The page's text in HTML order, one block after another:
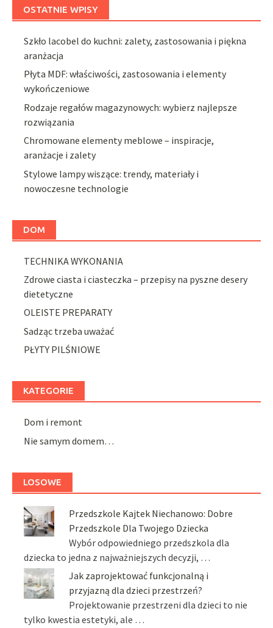
OSTATNIE WPISY
Szkło lacobel do kuchni: zalety, zastosowania i piękna
aranżacja
Płyta MDF: właściwości, zastosowania i elementy
wykończeniowe
Rodzaje regałów magazynowych: wybierz najlepsze
rozwiązania
Chromowane elementy meblowe – inspiracje,
aranżacje i zalety
Stylowe lampy wiszące: trendy, materiały i
nowoczesne technologie
DOM
TECHNIKA WYKONANIA
Zdrowe ciasta i ciasteczka – przepisy na pyszne desery
dietetyczne
OLEISTE PREPARATY
Sadząc trzeba uważać
PŁYTY PILŚNIOWE
KATEGORIE
Dom i remont
Nie samym domem…
LOSOWE
Przedszkole Kajtek Niechanowo: Dobre
Przedszkole Dla Twojego Dziecka
Wybór odpowiedniego przedszkola dla
dziecka to jedna z najważniejszych decyzji, …
Jak zaprojektować funkcjonalną i
przyjazną dla dzieci przestrzeń?
Projektowanie przestrzeni dla dzieci to nie
tylko kwestia estetyki, ale …